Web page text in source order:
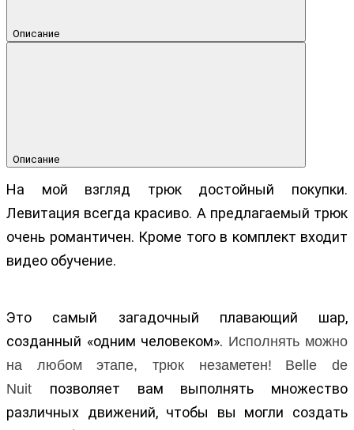
Описание
Описание
На мой взгляд трюк достойный покупки.
Левитация всегда красиво. А предлагаемый трюк
очень романтичен. Кроме того в комплект входит
видео обучение.
Это самый загадочный плавающий шар,
созданный «одним человеком». Исполнять можно
на любом этапе, трюк незаметен!
Belle de
Nuit
позволяет вам выполнять множество
различных движений, чтобы вы могли создать